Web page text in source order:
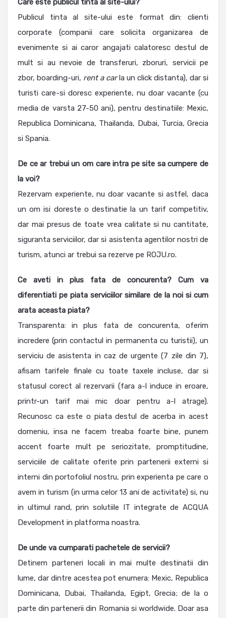
Care este publicul tinta al site-ului?
Publicul tinta al site-ului este format din: clienti
corporate (companii care solicita organizarea de
evenimente si ai caror angajati calatoresc destul de
mult si au nevoie de transferuri, zboruri, servicii pe
zbor, boarding-uri, rent a carla un click distanta), dar si
turisti care-si doresc experiente, nu doar vacante (cu
media de varsta 27-50 ani), pentru destinatiile: Mexic,
Republica Dominicana, Thailanda, Dubai, Turcia, Grecia
si Spania.
De ce ar trebui un om care intra pe site sa cumpere de
la voi?
Rezervam experiente, nu doar vacante si astfel, daca
un om isi doreste o destinatie la un tarif competitiv,
dar mai presus de toate vrea calitate si nu cantitate,
siguranta serviciilor, dar si asistenta agentilor nostri de
turism, atunci ar trebui sa rezerve pe ROJU.ro.
Ce aveti in plus fata de concurenta? Cum va
diferentiati pe piata serviciilor similare de la noi si cum
arata aceasta piata?
Transparenta: in plus fata de concurenta, oferim
incredere (prin contactul in permanenta cu turistii), un
serviciu de asistenta in caz de urgente (7 zile din 7),
afisam tarifele finale cu toate taxele incluse, dar si
statusul corect al rezervarii (fara a-l induce in eroare,
printr-un tarif mai mic doar pentru a-l atrage).
Recunosc ca este o piata destul de acerba in acest
domeniu, insa ne facem treaba foarte bine, punem
accent foarte mult pe seriozitate, promptitudine,
serviciile de calitate oferite prin partenerii externi si
interni din portofoliul nostru, prin experienta pe care o
avem in turism (in urma celor 13 ani de activitate) si, nu
in ultimul rand, prin solutiile IT integrate de ACQUA
Development in platforma noastra.
De unde va cumparati pachetele de servicii?
Detinem parteneri locali in mai multe destinatii din
lume, dar dintre acestea pot enumera: Mexic, Republica
Dominicana, Dubai, Thailanda, Egipt, Grecia; de la o
parte din partenerii din Romania si worldwide. Doar asa